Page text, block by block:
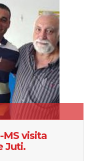
MS visita
Juti.